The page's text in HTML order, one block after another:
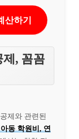
산하기
제, 꼼꼼
제와 관련된
동 학원비, 연